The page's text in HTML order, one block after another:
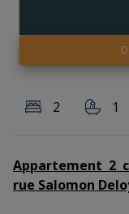
2 1
Appartement 2
rue Salomon